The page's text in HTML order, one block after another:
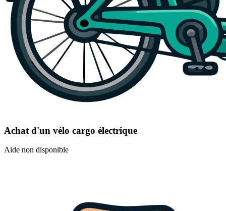
Achat d'un vélo cargo électrique
Aide non disponible